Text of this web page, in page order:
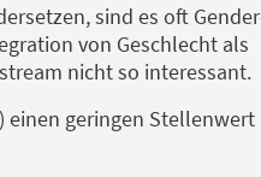
sind es oft
von Geschlecht als
nicht so interessant.
einen geringen Stellenwert